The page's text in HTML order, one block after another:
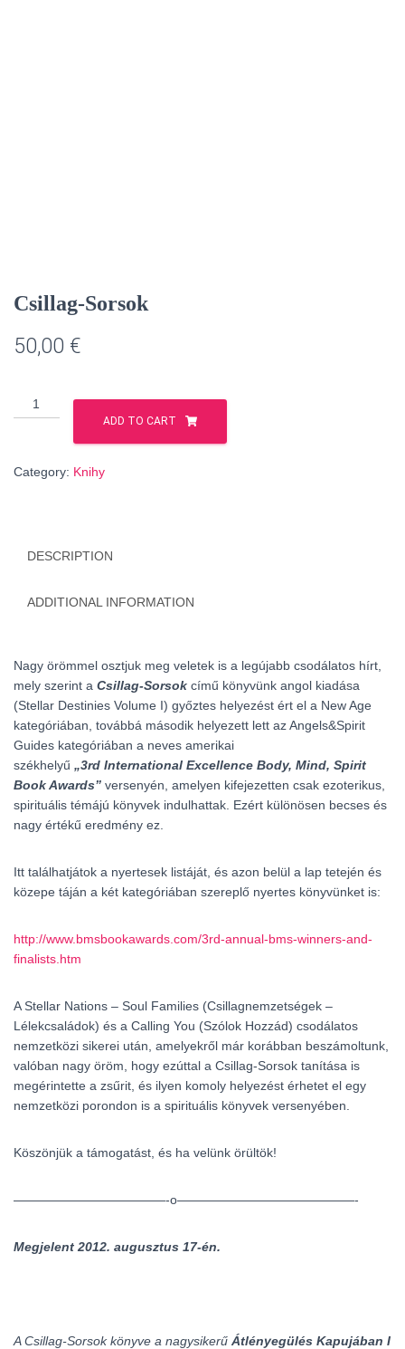
Csillag-Sorsok
50,00 €
Csillag-
Sorsok
ADD TO CART
Category: Knihy
DESCRIPTION
ADDITIONAL INFORMATION
Nagy örömmel osztjuk meg veletek is a legújabb csodálatos hírt,
mely szerint a Csillag-Sorsok című könyvünk angol kiadása
(Stellar Destinies Volume I) győztes helyezést ért el a New Age
kategóriában, továbbá második helyezett lett az Angels&Spirit
Guides kategóriában a neves amerikai
székhelyű „3rd International Excellence Body, Mind, Spirit
Book Awards” versenyén, amelyen kifejezetten csak ezoterikus,
spirituális témájú könyvek indulhattak. Ezért különösen becses és
nagy értékű eredmény ez.
Itt találhatjátok a nyertesek listáját, és azon belül a lap tetején és
közepe táján a két kategóriában szereplő nyertes könyvünket is:
http://www.bmsbookawards.com/3rd-annual-bms-winners-and-
finalists.htm
A Stellar Nations – Soul Families (Csillagnemzetségek –
Lélekcsaládok) és a Calling You (Szólok Hozzád) csodálatos
nemzetközi sikerei után, amelyekről már korábban beszámoltunk,
valóban nagy öröm, hogy ezúttal a Csillag-Sorsok tanítása is
megérintette a zsűrit, és ilyen komoly helyezést érhetet el egy
nemzetközi porondon is a spirituális könyvek versenyében.
Köszönjük a támogatást, és ha velünk örültök!
————————————-o——————————————-
Megjelent 2012. augusztus 17-én.
A Csillag-Sorsok könyve a nagysikerű Átlényegülés Kapujában I